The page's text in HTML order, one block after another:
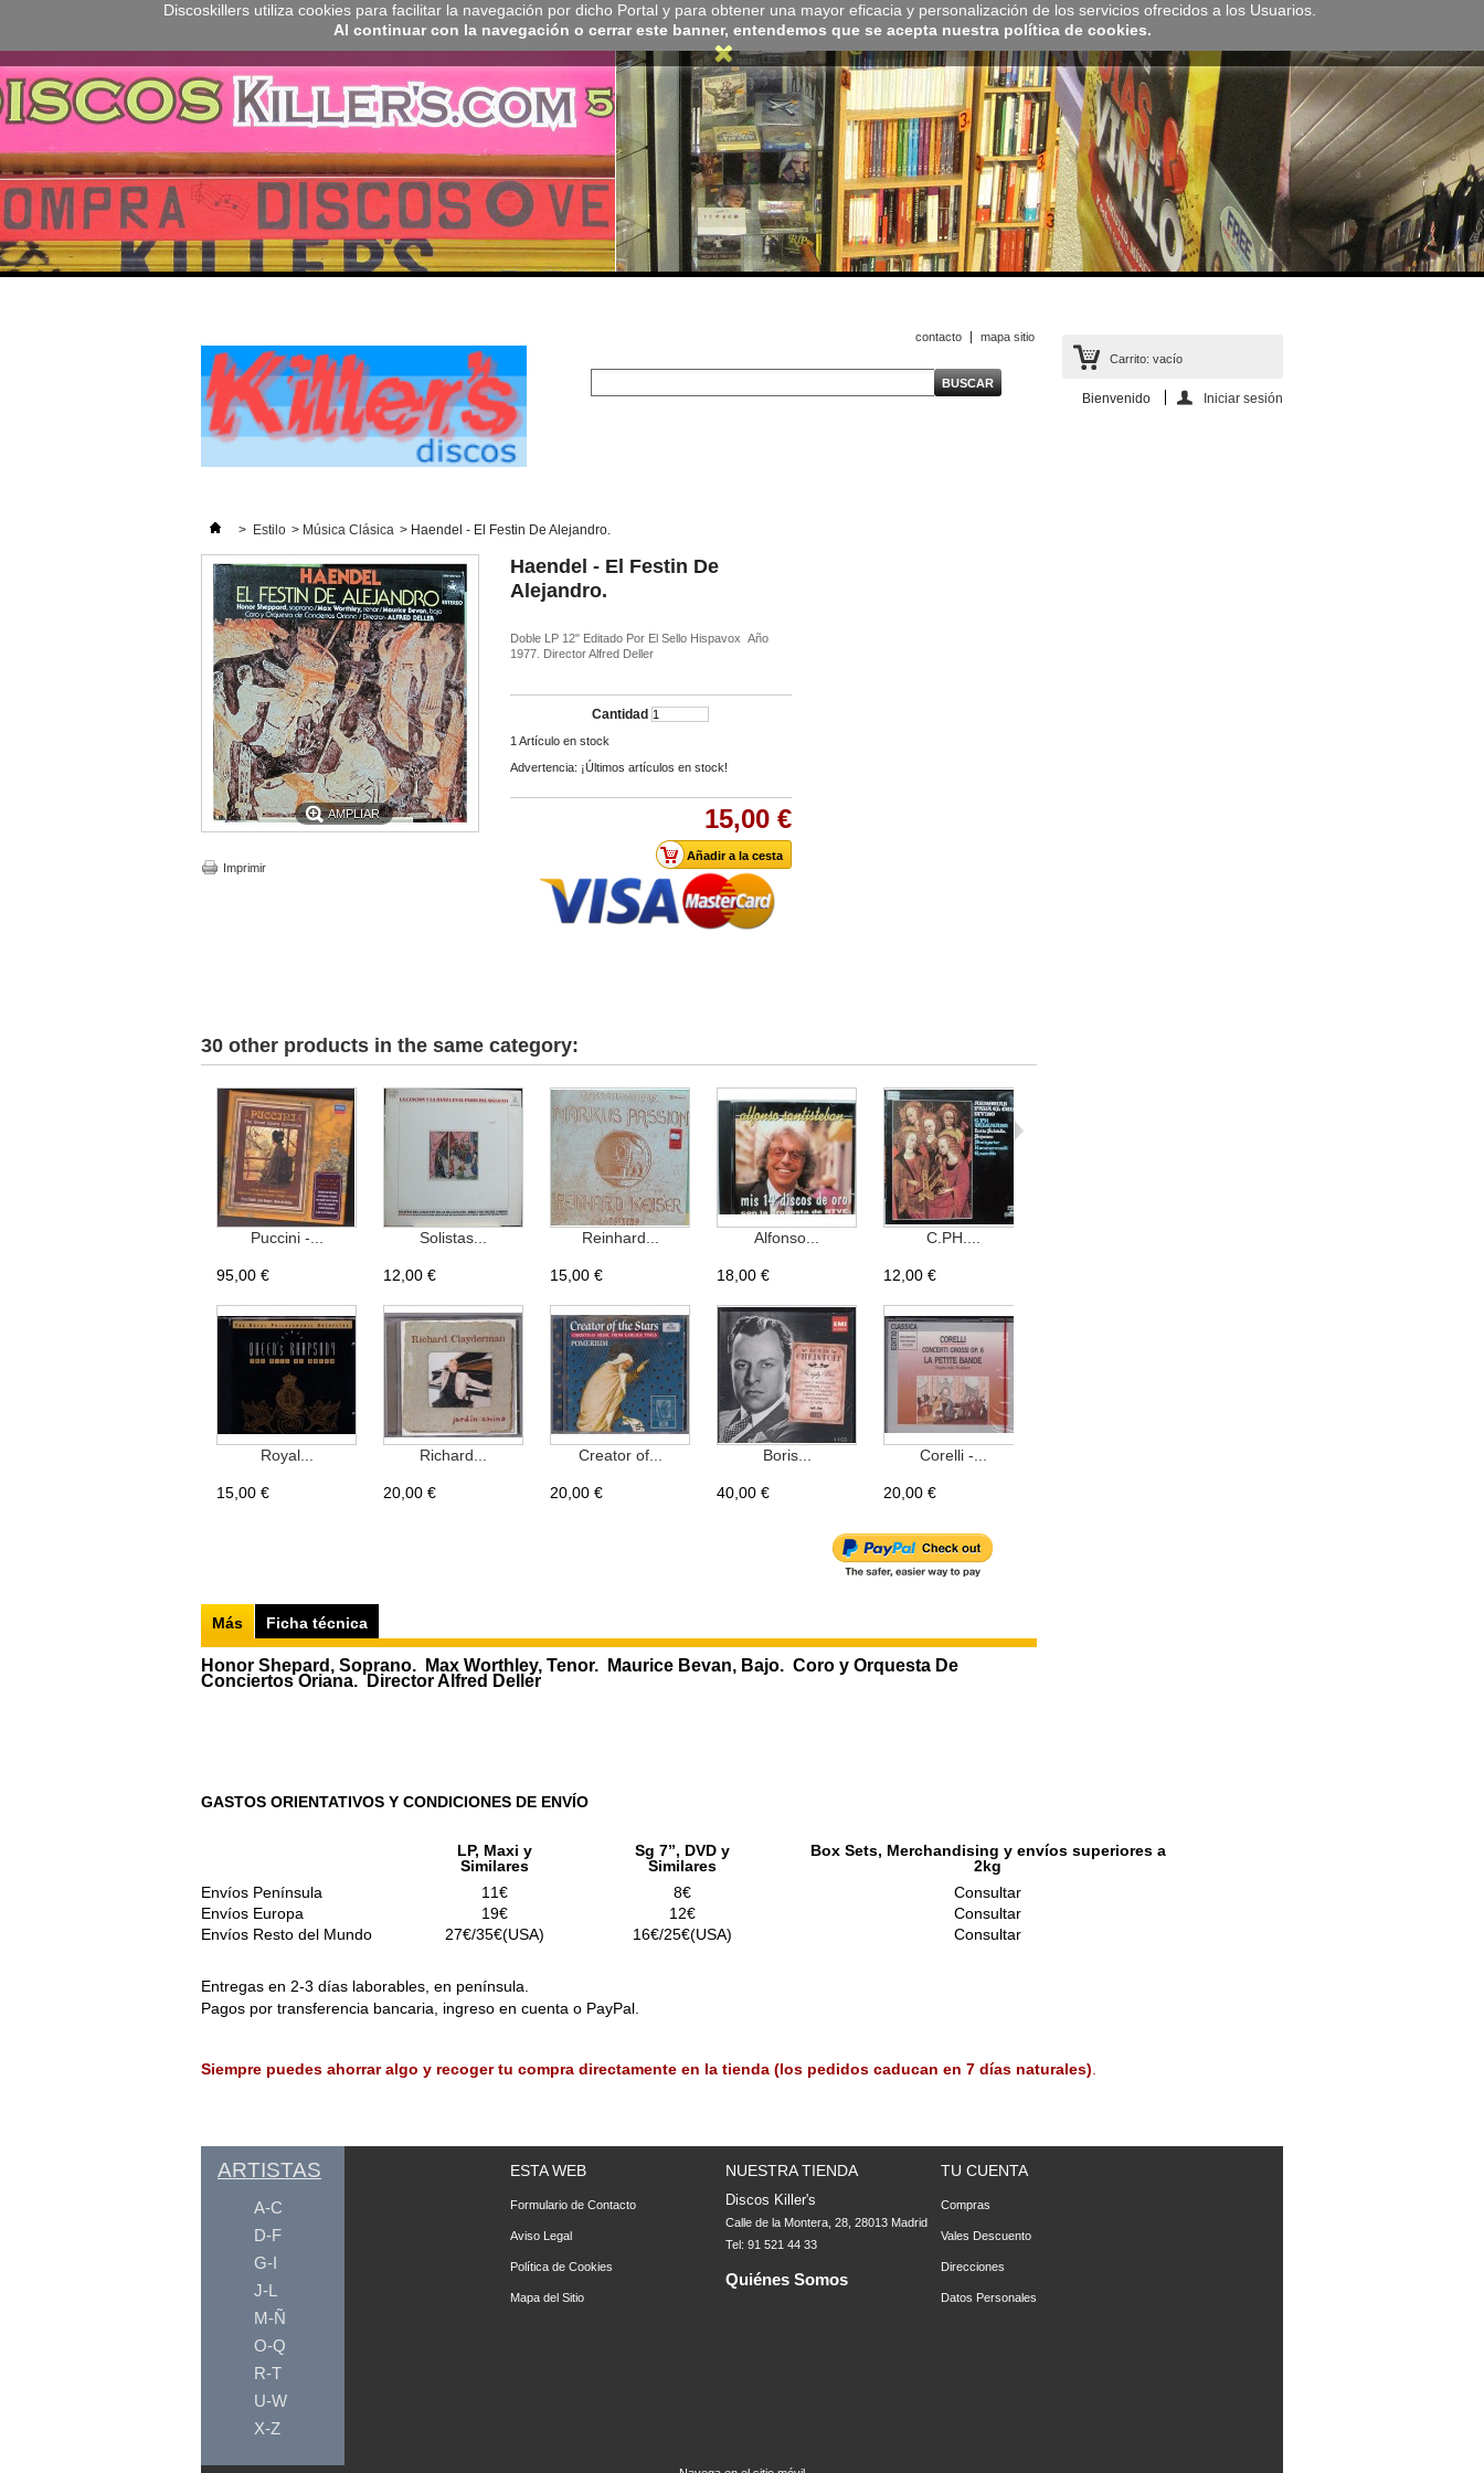
Discoskillers utiliza cookies para facilitar la navegación por dicho Portal y para obtener una mayor eficacia y personalización de los servicios ofrecidos a los Usuarios.
Al continuar con la navegación o cerrar este banner, entendemos que se acepta nuestra política de cookies.
Carrito: vacío
Bienvenido Iniciar sesión
contacto mapa sitio
> Estilo > Música Clásica > Haendel - El Festin De Alejandro.
AMPLIAR
Imprimir
Haendel - El Festin De
Alejandro.
Doble LP 12" Editado Por El Sello Hispavox Año
1977. Director Alfred Deller
Cantidad
1 Artículo en stock
Advertencia: ¡Últimos artículos en stock!
15,00 €
30 other products in the same category:
Puccini -...
95,00 €
Solistas...
12,00 €
Reinhard...
15,00 €
Alfonso...
18,00 €
C.PH....
12,00 €
Royal...
15,00 €
Richard...
20,00 €
Creator of...
20,00 €
Boris...
40,00 €
Corelli -...
20,00 €
Más Ficha técnica
Honor Shepard, Soprano. Max Worthley, Tenor. Maurice Bevan, Bajo. Coro y Orquesta De
Conciertos Oriana. Director Alfred Deller
GASTOS ORIENTATIVOS Y CONDICIONES DE ENVÍO
LP, Maxi y
Similares
Sg 7”, DVD y
Similares
Box Sets, Merchandising y envíos superiores a
2kg
Envíos Península
11€ 8€
Consultar
Envíos Europa
19€ 12€
Consultar
Envíos Resto del Mundo
27€/35€(USA) 16€/25€(USA) Consultar
Entregas en 2-3 días laborables, en península.
Pagos por transferencia bancaria, ingreso en cuenta o PayPal.
Siempre puedes ahorrar algo y recoger tu compra directamente en la tienda (los pedidos caducan en 7 días naturales)
ARTISTAS
A-C
D-F
G-I
J-L
M-Ñ
O-Q
R-T
U-W
X-Z
ESTA WEB
Formulario de Contacto
Aviso Legal
Política de Cookies
Mapa del Sitio
NUESTRA TIENDA
Discos Killer's
Calle de la Montera, 28, 28013 Madrid
Tel: 91 521 44 33
Quiénes Somos
TU CUENTA
Compras
Vales Descuento
Direcciones
Datos Personales